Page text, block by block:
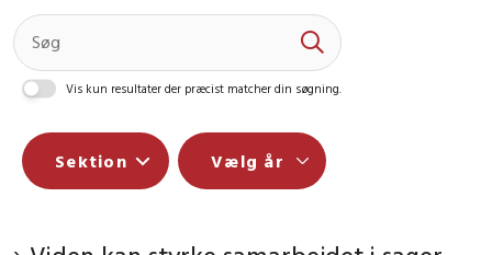
Vis kun resultater der præcist matcher din søgning.
Sektion